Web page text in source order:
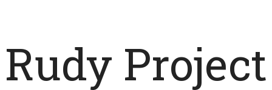
Rudy Project